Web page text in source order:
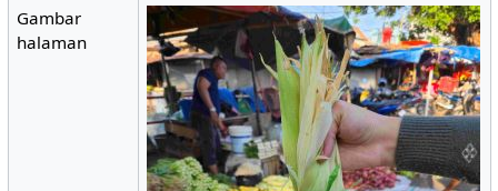
Gambar
halaman